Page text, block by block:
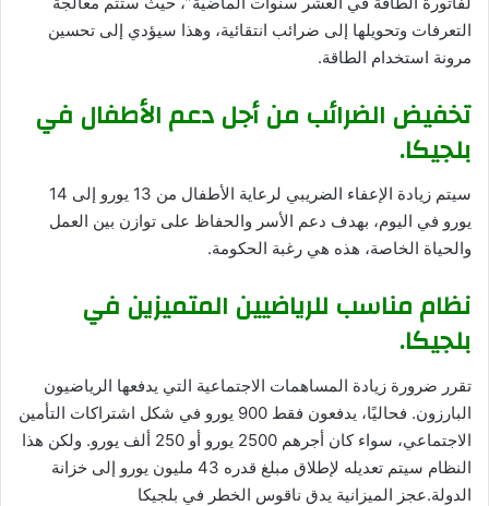
التعرفات وتحويلها إلى ضرائب انتقائية، وهذا سيؤدي إلى تحسين
مرونة استخدام الطاقة.
تخفيض الضرائب من أجل دعم الأطفال في
بلجيكا.
سيتم زيادة الإعفاء الضريبي لرعاية الأطفال من 13 يورو إلى 14
يورو في اليوم، بهدف دعم الأسر والحفاظ على توازن بين العمل
والحياة الخاصة، هذه هي رغبة الحكومة.
نظام مناسب للرياضيين المتميزين في
بلجيكا.
تقرر ضرورة زيادة المساهمات الاجتماعية التي يدفعها الرياضيون
البارزون. فحاليًا، يدفعون فقط 900 يورو في شكل اشتراكات التأمين
الاجتماعي، سواء كان أجرهم 2500 يورو أو 250 ألف يورو. ولكن هذا
النظام سيتم تعديله لإطلاق مبلغ قدره 43 مليون يورو إلى خزانة
الدولة.عجز الميزانية يدق ناقوس الخطر في بلجيكا